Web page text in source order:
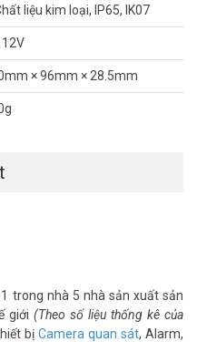
liệu kim loại, IP65, IK07
12V
× 96mm × 28.5mm
trong nhà 5 nhà sản xuất sản
giới (Theo số liệu thống kê của
bị Camera quan sát, Alarm,